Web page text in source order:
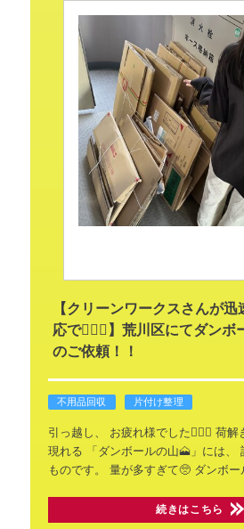
【クリーンワークスさんが
応で💁🏻‍♀️】荒川区にてダン
のご依頼！！
不用品回収 片付け整理
引っ越し、 お疲れ様でした🙇🏻‍♂️ 荷解
現れる 「ダンボールの山🗻」には、
ものです。
量が多すぎて🥺ダンボー
続きはこちら